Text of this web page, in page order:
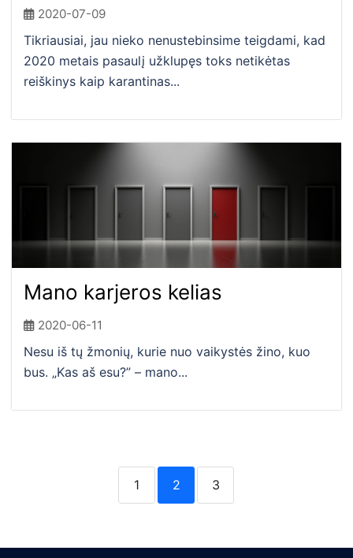
2020-07-09
Tikriausiai, jau nieko nenustebinsime teigdami, kad
2020 metais pasaulį užklupęs toks netikėtas
reiškinys kaip karantinas...
Mano karjeros kelias
2020-06-11
Nesu iš tų žmonių, kurie nuo vaikystės žino, kuo
bus. „Kas aš esu?” – mano...
1 2 3